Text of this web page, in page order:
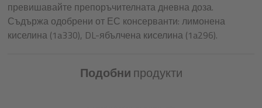
превишавайте препоръчителната дневна доза.
Съдържа одобрени от ЕС консерванти: лимонена
киселина (1a330), DL-ябълчена киселина (1a296).
Подобнипродукти